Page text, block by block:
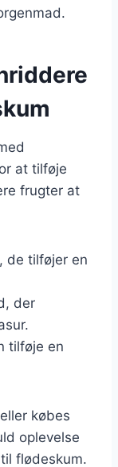
at tilføje
frugter at
de tilføjer en
der
tilføje en
købes
oplevelse
flødeskum.